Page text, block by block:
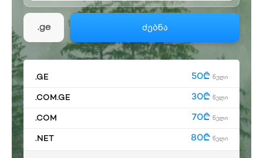
რეგისტრაცია
.ge ძებნა
.GE 50₾ წელი
.COM.GE 30₾ წელი
.COM 70₾ წელი
.NET 80₾ წელი